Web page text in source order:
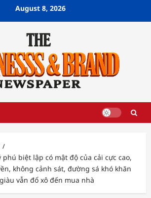
August 8, 2026
biệt lập có mật độ của cải cực cao,
không cảnh sát, đường sá khó khăn
vẫn đổ xô đến mua nhà